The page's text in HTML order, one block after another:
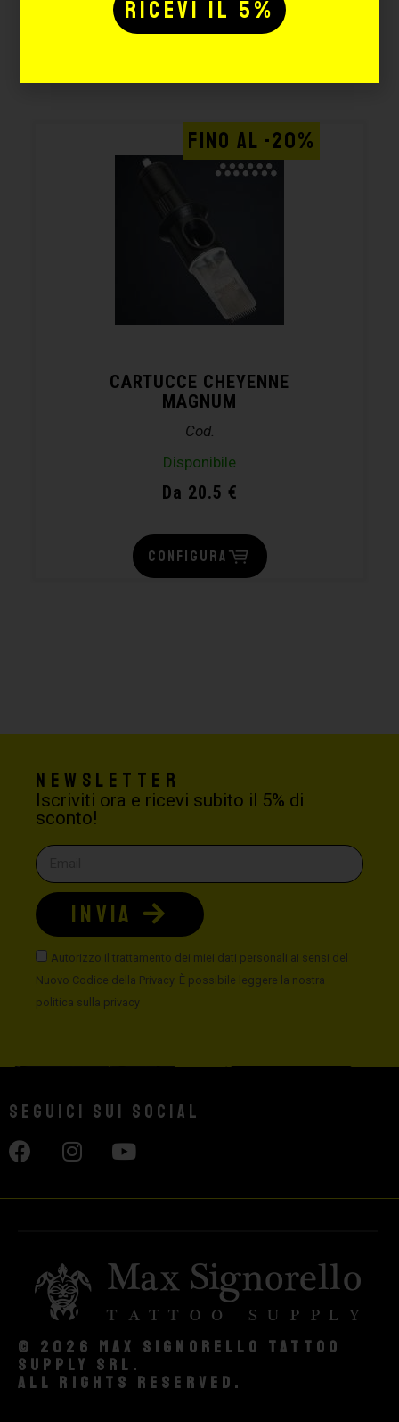
Potrebbe interessarti
CARTUCCE CHEYENNE
MAGNUM
Cod.
Disponibile
Da 20.5 €
FINO AL -20%
CONFIGURA
Newsletter
Iscriviti ora e ricevi subito il 5% di
sconto!
Autorizzo il trattamento dei miei dati personali ai sensi del
Nuovo Codice della Privacy. È possibile leggere la nostra
politica sulla privacy
INVIA
Seguici sui social
© 2026 Max Signorello Tattoo
supply srl.
All rights reserved.